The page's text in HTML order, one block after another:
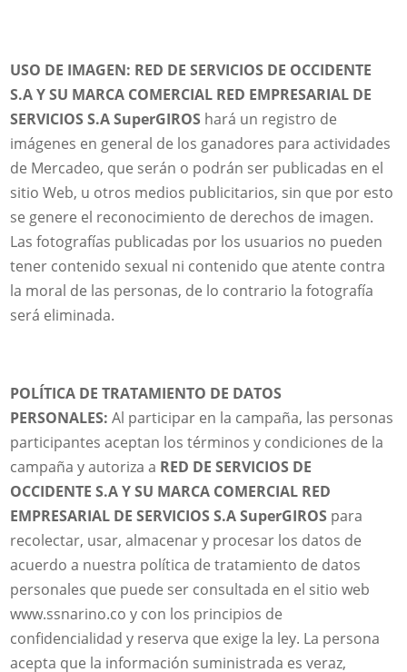
USO DE IMAGEN: RED DE SERVICIOS DE OCCIDENTE
S.A Y SU MARCA COMERCIAL RED EMPRESARIAL DE
SERVICIOS S.A SuperGIROS hará un registro de
imágenes en general de los ganadores para actividades
de Mercadeo, que serán o podrán ser publicadas en el
sitio Web, u otros medios publicitarios, sin que por esto
se genere el reconocimiento de derechos de imagen.
Las fotografías publicadas por los usuarios no pueden
tener contenido sexual ni contenido que atente contra
la moral de las personas, de lo contrario la fotografía
será eliminada.
POLÍTICA DE TRATAMIENTO DE DATOS
PERSONALES:Al participar en la campaña, las personas
participantes aceptan los términos y condiciones de la
campaña y autoriza a RED DE SERVICIOS DE
OCCIDENTE S.A Y SU MARCA COMERCIAL RED
EMPRESARIAL DE SERVICIOS S.A SuperGIROS para
recolectar, usar, almacenar y procesar los datos de
acuerdo a nuestra política de tratamiento de datos
personales que puede ser consultada en el sitio web
www.ssnarino.co y con los principios de
confidencialidad y reserva que exige la ley. La persona
acepta que la información suministrada es veraz,